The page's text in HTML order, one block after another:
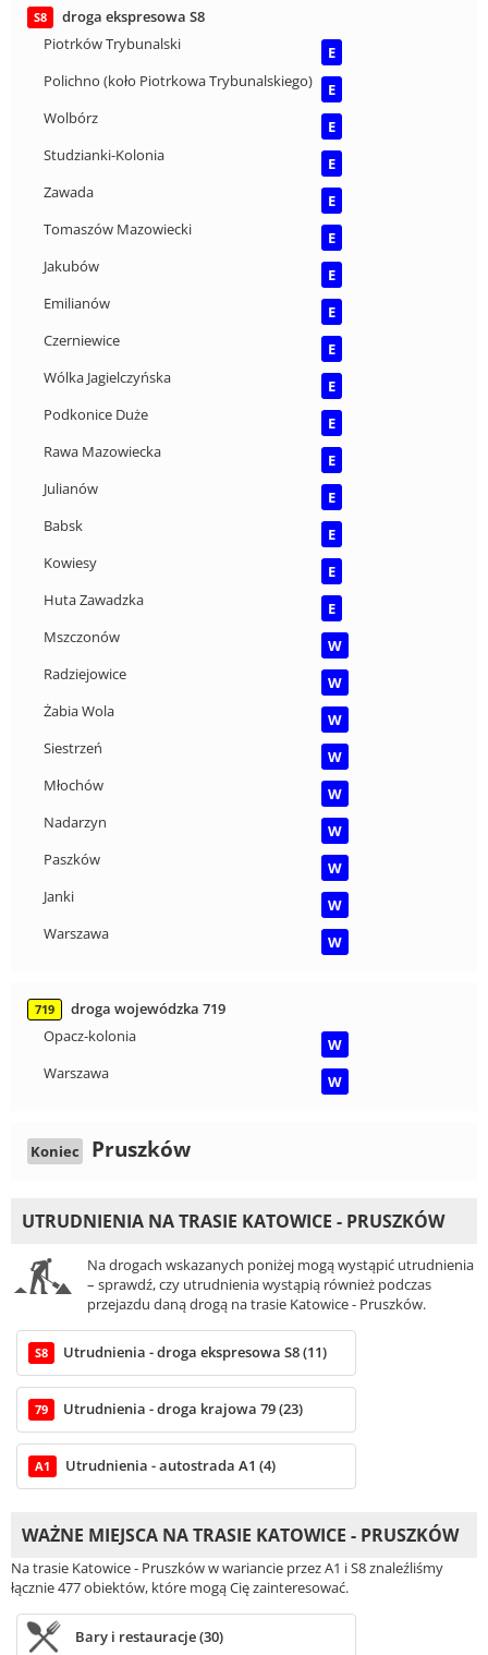
S8
droga ekspresowa S8
Piotrków Trybunalski
E
Polichno (koło Piotrkowa Trybunalskiego)
E
Wolbórz
E
Studzianki-Kolonia
E
Zawada
E
Tomaszów Mazowiecki
E
Jakubów
E
Emilianów
E
Czerniewice
E
Wólka Jagielczyńska
E
Podkonice Duże
E
Rawa Mazowiecka
E
Julianów
E
Babsk
E
Kowiesy
E
Huta Zawadzka
E
Mszczonów
W
Radziejowice
W
Żabia Wola
W
Siestrzeń
W
Młochów
W
Nadarzyn
W
Paszków
W
Janki
W
Warszawa
W
719
droga wojewódzka 719
Opacz-kolonia
W
Warszawa
W
Koniec Pruszków
UTRUDNIENIA NA TRASIE KATOWICE - PRUSZKÓW
Na drogach wskazanych poniżej mogą wystąpić utrudnienia
– sprawdź, czy utrudnienia wystąpią również podczas
przejazdu daną drogą na trasie Katowice - Pruszków.
S8 Utrudnienia - droga ekspresowa S8 (11)
79 Utrudnienia - droga krajowa 79 (23)
A1 Utrudnienia - autostrada A1 (4)
WAŻNE MIEJSCA NA TRASIE KATOWICE - PRUSZKÓW
Na trasie Katowice - Pruszków w wariancie przez A1 i S8 znaleźliśmy
łącznie 477 obiektów, które mogą Cię zainteresować.
Bary i restauracje (30)